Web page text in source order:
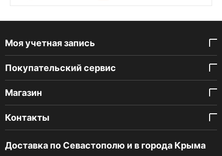
Моя учетная запись
Покупательский сервис
Магазин
Контакты
Доставка по Севастополю и в города Крыма